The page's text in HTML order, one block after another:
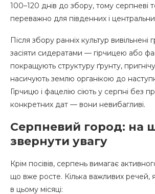
100–120 днів до збору, тому серпневі
переважно для південних і
Після збору ранніх культур вивільнені
засіяти сидератами — гірчицею або
покращують структуру ґрунту,
насичують землю органікою до
Гірчицю і фацелію сіють у серпні без
конкретних дат — вони невибагливі.
Серпневий город: на
звернути увагу
Крім посівів, серпень вимагає
що вже росте. Кілька важливих речей,
в цьому місяці: